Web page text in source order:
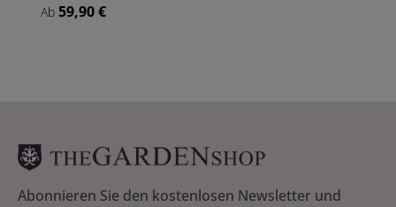
befestigt werden (siehe Abb.). Die Bögen dienen als
- passgenau für die Metall-Hochbeete von Harrod
Aus verzinktem Stahlrohr - Stärke 19 mm Inklusive
Edelstahl
Regulärer Preis:
Ab 59,90 €
Abonnieren Sie den kostenlosen Newsletter und